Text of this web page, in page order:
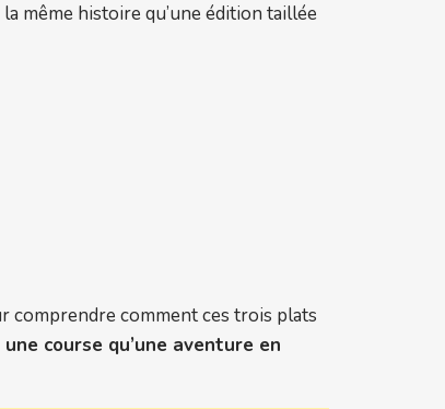
même histoire qu’une édition taillée
comprendre comment ces trois plats
course qu’une aventure en